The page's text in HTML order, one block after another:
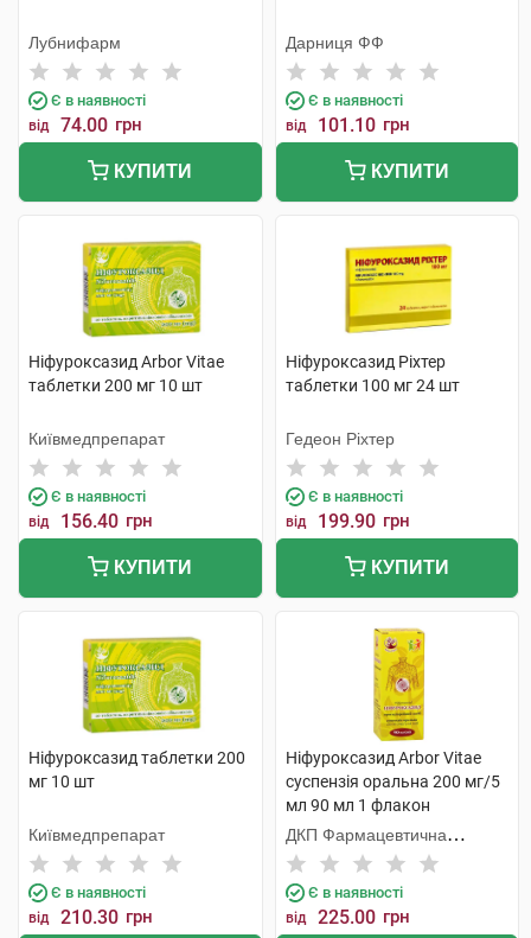
Лубнифарм
Є в наявності
від 74.00 грн
КУПИТИ
Дарниця ФФ
Є в наявності
від 101.10 грн
КУПИТИ
Ніфуроксазид Arbor Vitae
таблетки 200 мг 10 шт
Київмедпрепарат
Є в наявності
від 156.40 грн
КУПИТИ
Ніфуроксазид Ріхтер
таблетки 100 мг 24 шт
Гедеон Ріхтер
Є в наявності
від 199.90 грн
КУПИТИ
Ніфуроксазид таблетки 200
мг 10 шт
Київмедпрепарат
Є в наявності
від 210.30 грн
Ніфуроксазид Arbor Vitae
суспензія оральна 200 мг/5
мл 90 мл 1 флакон
ДКП Фармацевтична
фабрика
Є в наявності
від 225.00 грн